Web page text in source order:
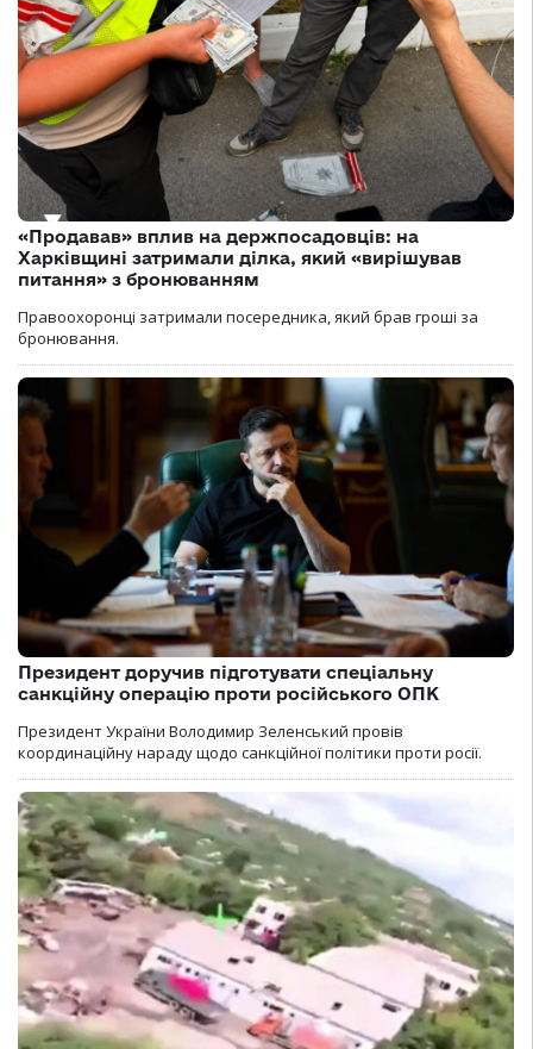
«Продавав» вплив на держпосадовців: на
Харківщині затримали ділка, який «вирішував
питання» з бронюванням
Правоохоронці затримали посередника, який брав гроші за
бронювання.
Президент доручив підготувати спеціальну
санкційну операцію проти російського ОПК
Президент України Володимир Зеленський провів
координаційну нараду щодо санкційної політики проти росії.